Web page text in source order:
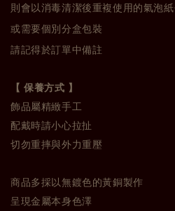
則會以消毒清潔後重複使用的氣泡
或需要個別分盒包裝
請記得於訂單中備註
【 保養方式 】
飾品屬精緻手工
配戴時請小心拉扯
切勿重摔與外力重壓
商品多採以無鍍色的黃銅製作
呈現金屬本身色澤